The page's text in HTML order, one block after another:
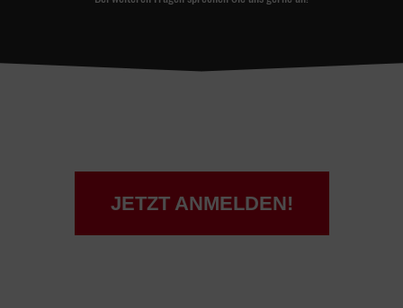
JETZT ANMELDEN!